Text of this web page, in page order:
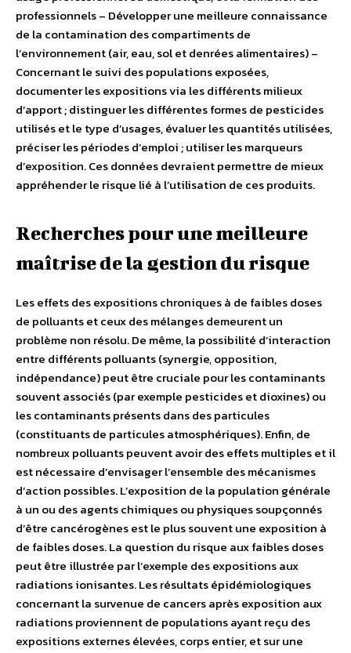
professionnels – Développer une meilleure connaissance
de la contamination des compartiments de
l’environnement (air, eau, sol et denrées alimentaires) –
Concernant le suivi des populations exposées,
documenter les expositions via les différents milieux
d’apport ; distinguer les différentes formes de pesticides
utilisés et le type d’usages, évaluer les quantités utilisées,
préciser les périodes d’emploi ; utiliser les marqueurs
d’exposition. Ces données devraient permettre de mieux
appréhender le risque lié à l’utilisation de ces produits.
Recherches pour une meilleure
maîtrise de la gestion du risque
Les effets des expositions chroniques à de faibles doses
de polluants et ceux des mélanges demeurent un
problème non résolu. De même, la possibilité d’interaction
entre différents polluants (synergie, opposition,
indépendance) peut être cruciale pour les contaminants
souvent associés (par exemple pesticides et dioxines) ou
les contaminants présents dans des particules
(constituants de particules atmosphériques). Enfin, de
nombreux polluants peuvent avoir des effets multiples et il
est nécessaire d’envisager l’ensemble des mécanismes
d’action possibles. L’exposition de la population générale
à un ou des agents chimiques ou physiques soupçonnés
d’être cancérogènes est le plus souvent une exposition à
de faibles doses. La question du risque aux faibles doses
peut être illustrée par l’exemple des expositions aux
radiations ionisantes. Les résultats épidémiologiques
concernant la survenue de cancers après exposition aux
radiations proviennent de populations ayant reçu des
expositions externes élevées, corps entier, et sur une